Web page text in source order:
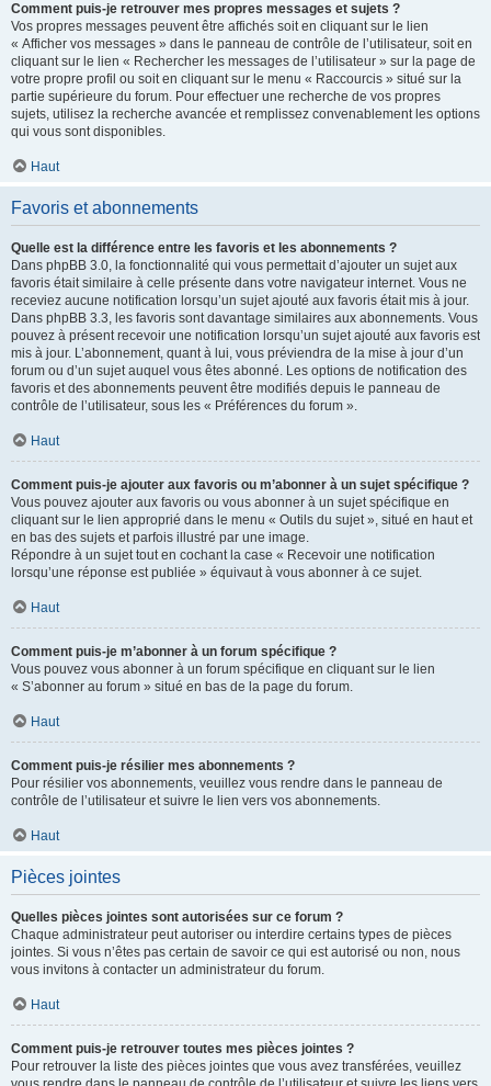
Comment puis-je retrouver mes propres messages et sujets ?
Vos propres messages peuvent être affichés soit en cliquant sur le lien
« Afficher vos messages » dans le panneau de contrôle de l’utilisateur, soit en
cliquant sur le lien « Rechercher les messages de l’utilisateur » sur la page de
votre propre profil ou soit en cliquant sur le menu « Raccourcis » situé sur la
partie supérieure du forum. Pour effectuer une recherche de vos propres
sujets, utilisez la recherche avancée et remplissez convenablement les options
qui vous sont disponibles.
Haut
Favoris et abonnements
Quelle est la différence entre les favoris et les abonnements ?
Dans phpBB 3.0, la fonctionnalité qui vous permettait d’ajouter un sujet aux
favoris était similaire à celle présente dans votre navigateur internet. Vous ne
receviez aucune notification lorsqu’un sujet ajouté aux favoris était mis à jour.
Dans phpBB 3.3, les favoris sont davantage similaires aux abonnements. Vous
pouvez à présent recevoir une notification lorsqu’un sujet ajouté aux favoris est
mis à jour. L’abonnement, quant à lui, vous préviendra de la mise à jour d’un
forum ou d’un sujet auquel vous êtes abonné. Les options de notification des
favoris et des abonnements peuvent être modifiés depuis le panneau de
contrôle de l’utilisateur, sous les « Préférences du forum ».
Haut
Comment puis-je ajouter aux favoris ou m’abonner à un sujet spécifique ?
Vous pouvez ajouter aux favoris ou vous abonner à un sujet spécifique en
cliquant sur le lien approprié dans le menu « Outils du sujet », situé en haut et
en bas des sujets et parfois illustré par une image.
Répondre à un sujet tout en cochant la case « Recevoir une notification
lorsqu’une réponse est publiée » équivaut à vous abonner à ce sujet.
Haut
Comment puis-je m’abonner à un forum spécifique ?
Vous pouvez vous abonner à un forum spécifique en cliquant sur le lien
« S’abonner au forum » situé en bas de la page du forum.
Haut
Comment puis-je résilier mes abonnements ?
Pour résilier vos abonnements, veuillez vous rendre dans le panneau de
contrôle de l’utilisateur et suivre le lien vers vos abonnements.
Haut
Pièces jointes
Quelles pièces jointes sont autorisées sur ce forum ?
Chaque administrateur peut autoriser ou interdire certains types de pièces
jointes. Si vous n’êtes pas certain de savoir ce qui est autorisé ou non, nous
vous invitons à contacter un administrateur du forum.
Haut
Comment puis-je retrouver toutes mes pièces jointes ?
Pour retrouver la liste des pièces jointes que vous avez transférées, veuillez